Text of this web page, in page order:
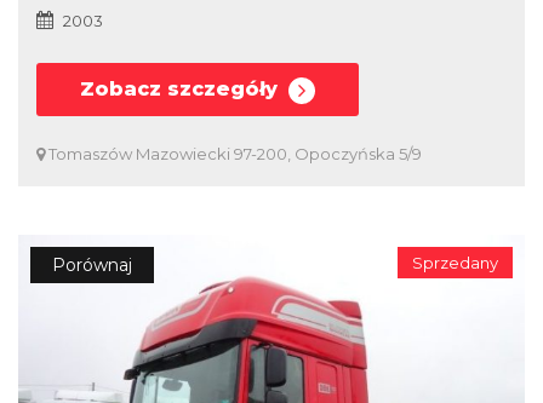
2003
Zobacz szczegóły
Tomaszów Mazowiecki 97-200, Opoczyńska 5/9
Sprzedany
Porównaj